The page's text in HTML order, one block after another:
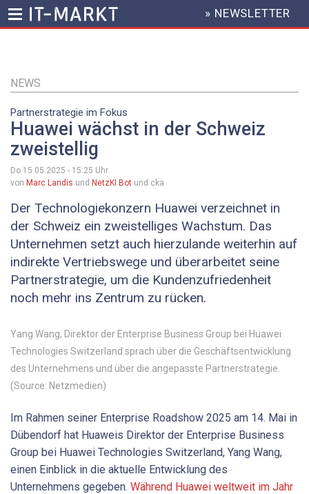
Inhalt
HEADER
MENU
» NEWSLETTER
NEWS
Partnerstrategie im Fokus
Huawei wächst in der Schweiz
zweistellig
Do 15.05.2025 - 15:25 Uhr
von Marc Landis und NetzKI Bot und cka
Der Technologiekonzern Huawei verzeichnet in
der Schweiz ein zweistelliges Wachstum. Das
Unternehmen setzt auch hierzulande weiterhin auf
indirekte Vertriebswege und überarbeitet seine
Partnerstrategie, um die Kundenzufriedenheit
noch mehr ins Zentrum zu rücken.
Yang Wang, Direktor der Enterprise Business Group bei Huawei
Technologies Switzerland sprach über die Geschäftsentwicklung
des Unternehmens und über die angepasste Partnerstrategie.
(Source: Netzmedien)
Im Rahmen seiner Enterprise Roadshow 2025 am 14. Mai in
Dübendorf hat Huaweis Direktor der Enterprise Business
Group bei Huawei Technologies Switzerland, Yang Wang,
einen Einblick in die aktuelle Entwicklung des
Unternehmens gegeben. Während Huawei weltweit im Jahr